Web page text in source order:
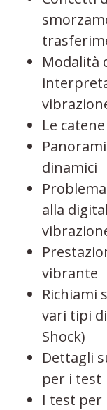
Modalità
Le
dinamici
alla
vibrante
Richiami
vari tipi
Shock)
Dettagli
per i test
I test per